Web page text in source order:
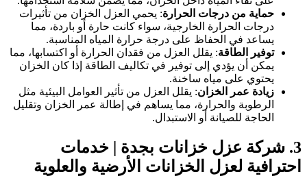
حماية من درجات الحرارة: يحمي العزل الخزان من تأثيرات
درجات الحرارة الخارجية، سواء كانت حارة أو باردة، مما
يساعد في الحفاظ على درجة حرارة المياه المناسبة.
توفير الطاقة: يقلل العزل من فقدان الحرارة أو اكتسابها، مما
يمكن أن يؤدي إلى توفير في تكاليف الطاقة إذا كان الخزان
يحتوي على مياه ساخنة.
زيادة عمر الخزان: يقلل العزل من تأثير العوامل البيئية مثل
الرطوبة والحرارة، مما يساهم في إطالة عمر الخزان وتقليل
الحاجة للصيانة أو الاستبدال.
3. شركة عزل خزانات بجدة | خدمات
احترافية لعزل الخزانات الأرضية والعلوية